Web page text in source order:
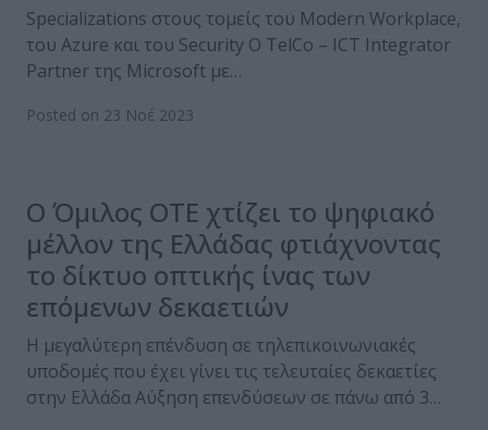
Specializations στους τομείς του Modern Workplace,
του Azure και του Security Ο TelCo – ICT Integrator
Partner της Microsoft με…
Posted on 23 Νοέ 2023
Ο Όμιλος ΟΤΕ χτίζει το ψηφιακό
μέλλον της Ελλάδας φτιάχνοντας
το δίκτυο οπτικής ίνας των
επόμενων δεκαετιών
H μεγαλύτερη επένδυση σε τηλεπικοινωνιακές
υποδομές που έχει γίνει τις τελευταίες δεκαετίες
στην Ελλάδα Αύξηση επενδύσεων σε πάνω από 3…